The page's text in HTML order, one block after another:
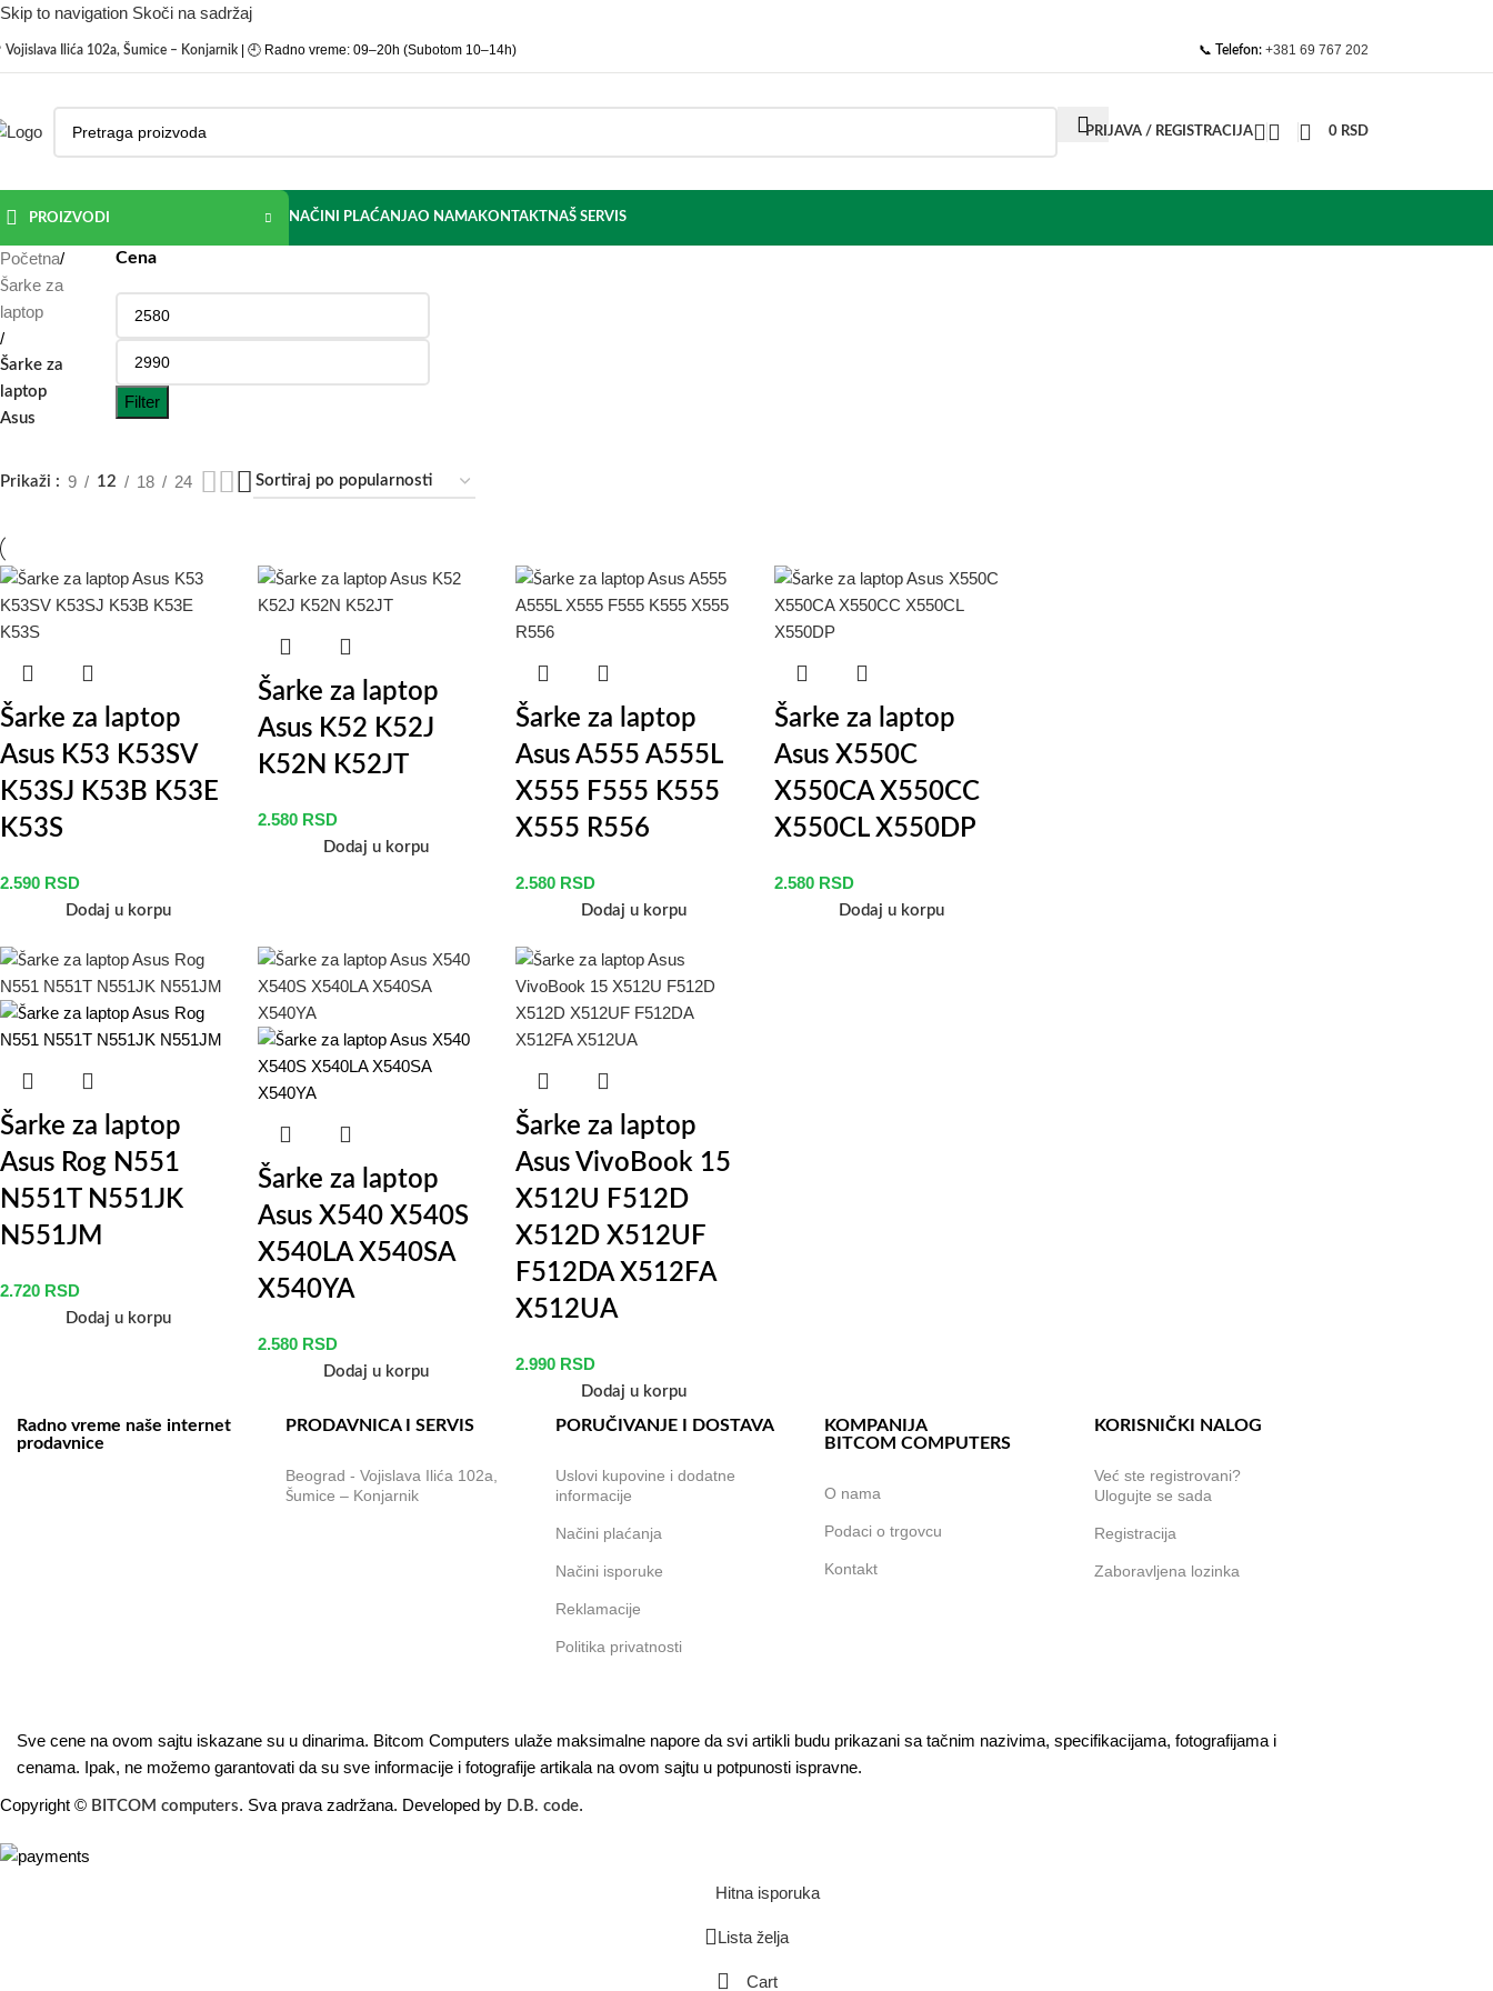
Skip to navigation Skoči na sadržaj
Vojislava Ilića 102a, Šumice – Konjarnik | 🕘 Radno vreme: 09–20h (Subotom 10–14h) 📞 Telefon: +381 69 767 202
PRIJAVA / REGISTRACIJA 0 RSD
PROIZVODI NAČINI PLAĆANJAO NAMAKONTAKTNAŠ SERVIS
Početna/
Šarke za
laptop
/
Šarke za
laptop
Asus
Cena
Filter
Prikaži 9 12 18 24
Šarke za laptop
Asus K53 K53SV
K53SJ K53B K53E
K53S
2.590 RSD
Dodaj u korpu
Šarke za laptop
Asus K52 K52J
K52N K52JT
2.580 RSD
Dodaj u korpu
Šarke za laptop
Asus A555 A555L
X555 F555 K555
X555 R556
2.580 RSD
Dodaj u korpu
Šarke za laptop
Asus X550C
X550CA X550CC
X550CL X550DP
2.580 RSD
Dodaj u korpu
Šarke za laptop
Asus Rog N551
N551T N551JK
N551JM
2.720 RSD
Dodaj u korpu
Šarke za laptop
Asus X540 X540S
X540LA X540SA
X540YA
2.580 RSD
Dodaj u korpu
Šarke za laptop
Asus VivoBook 15
X512U F512D
X512D X512UF
F512DA X512FA
X512UA
2.990 RSD
Dodaj u korpu
Radno vreme naše internet
prodavnice
PRODAVNICA I SERVIS
Beograd - Vojislava Ilića 102a,
Šumice – Konjarnik
PORUČIVANJE I DOSTAVA
Uslovi kupovine i dodatne
informacije
Načini plaćanja
Načini isporuke
Reklamacije
Politika privatnosti
KOMPANIJA
BITCOM COMPUTERS
O nama
Podaci o trgovcu
Kontakt
KORISNIČKI NALOG
Već ste registrovani?
Ulogujte se sada
Registracija
Zaboravljena lozinka
Sve cene na ovom sajtu iskazane su u dinarima. Bitcom Computers ulaže maksimalne napore da svi artikli budu prikazani sa tačnim nazivima, specifikacijama, fotografijama i
cenama. Ipak, ne možemo garantovati da su sve informacije i fotografije artikala na ovom sajtu u potpunosti ispravne.
Copyright © BITCOM computers. Sva prava zadržana. Developed by D.B. code.
Hitna isporuka
Lista želja
Cart